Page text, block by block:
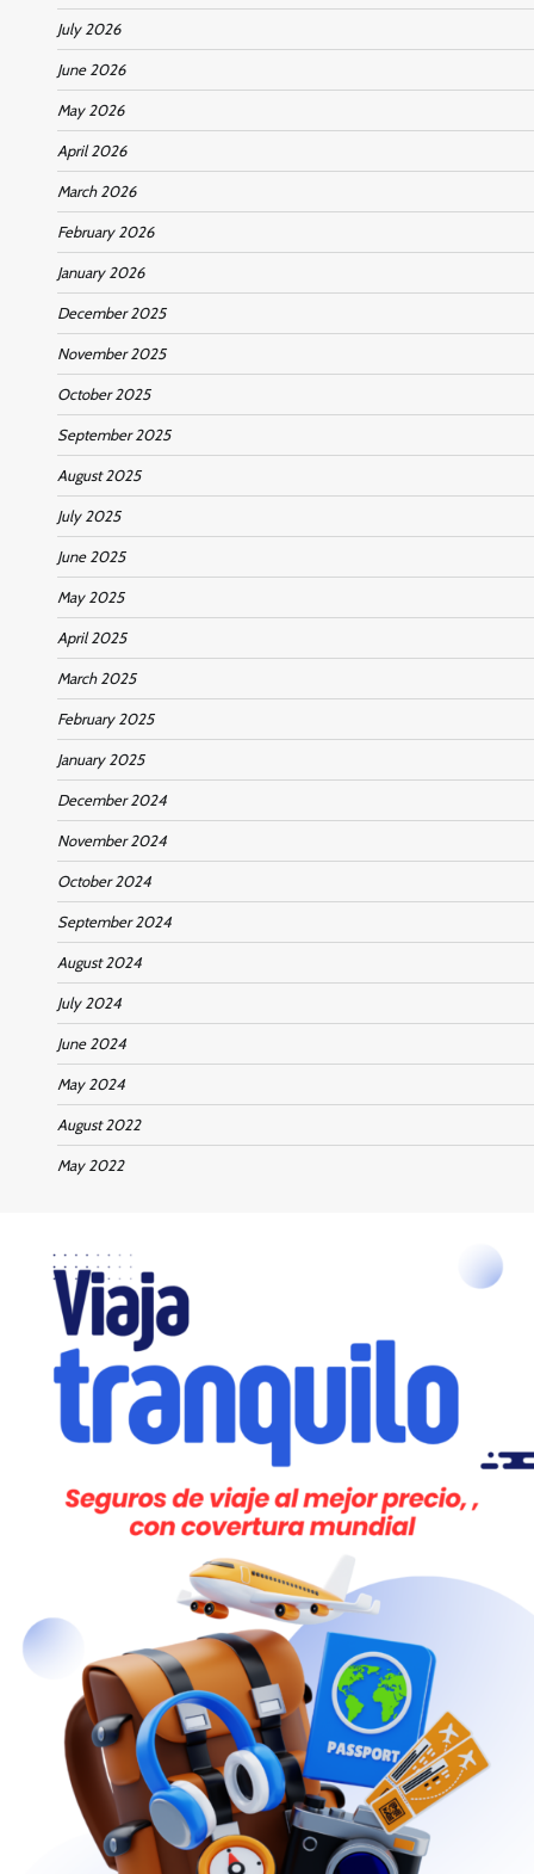
July 2026
June 2026
May 2026
April 2026
March 2026
February 2026
January 2026
December 2025
November 2025
October 2025
September 2025
August 2025
July 2025
June 2025
May 2025
April 2025
March 2025
February 2025
January 2025
December 2024
November 2024
October 2024
September 2024
August 2024
July 2024
June 2024
May 2024
August 2022
May 2022